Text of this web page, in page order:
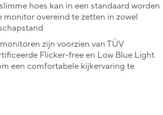
hoes kan in een standaard worden
monitor overeind te zetten in zowel
zijn voorzien van TÜV
Flicker-free en Low Blue Light
een comfortabele kijkervaring te